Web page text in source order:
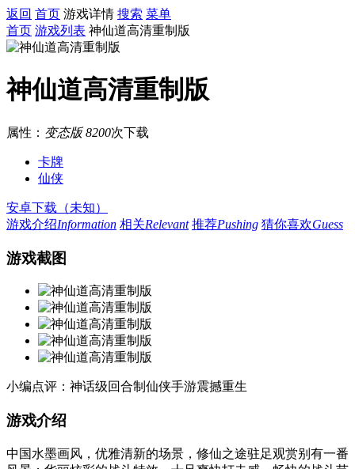
返回 首页 游戏详情 搜索 菜单
首页 游戏列表 神仙道高清重制版
神仙道高清重制版
属性： 变态版 8200次下载
卡牌
仙侠
安卓下载（未知）
游戏介绍Information 相关Relevant 推荐Pushing 猜你喜欢Guess
游戏截图
小编点评：神话级回合制仙侠手游震撼重生
游戏介绍
中国水墨画风，优雅清新的场景，修仙之途驻足观赏别有一番